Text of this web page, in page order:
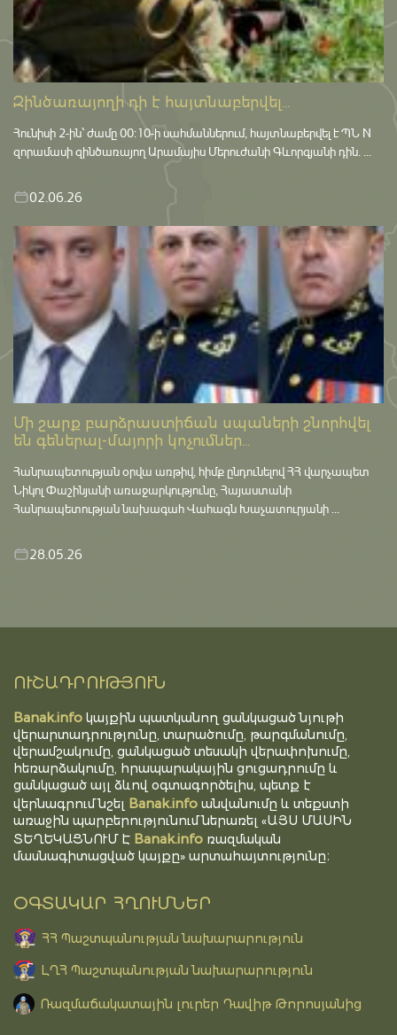
Զինծառայողի դի է հայտնաբերվել...
Հունիսի 2-ին՝ ժամը 00:10-ի սահմաններում, հայտնաբերվել է ՊՆ N
զորամասի զինծառայող Արամայիս Մերուժանի Գևորգյանի դին. ...
02.06.26
Մի շարք բարձրաստիճան սպաների շնորհվել
են գեներալ-մայորի կոչումներ...
Հանրապետության օրվա առթիվ, հիմք ընդունելով ՀՀ վարչապետ
Նիկոլ Փաշինյանի առաջարկությունը, Հայաստանի
Հանրապետության նախագահ Վահագն Խաչատուրյանի ...
28.05.26
ՈՒՇԱԴՐՈՒԹՅՈՒՆ
Banak.info կայքին պատկանող ցանկացած նյութի
վերարտադրությունը, տարածումը, թարգմանումը,
վերամշակումը, ցանկացած տեսակի վերափոխումը,
հեռարձակումը, հրապարակային ցուցադրումը և
ցանկացած այլ ձևով օգտագործելիս, պետք է
վերնագրում նշել Banak.info անվանումը և տեքստի
առաջին պարբերությունում ներառել «ԱՅՍ ՄԱՍԻՆ
ՏԵՂԵԿԱՑՆՈՒՄ Է Banak.info ռազմական
մասնագիտացված կայքը» արտահայտությունը։
ՕԳՏԱԿԱՐ ՀՂՈՒՄՆԵՐ
ՀՀ Պաշտպանության նախարարություն
ԼՂՀ Պաշտպանության նախարարություն
Ռազմաճակատային լուրեր Դավիթ Թորոսյանից